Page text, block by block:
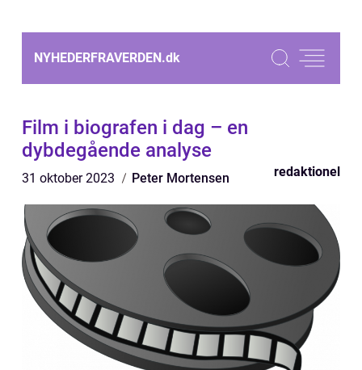
NYHEDERFRAVERDEN.dk
Film i biografen i dag – en
dybdegående analyse
31 oktober 2023 Peter Mortensen redaktionel